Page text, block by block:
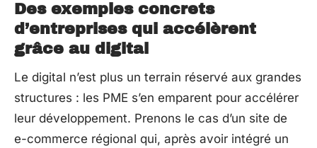
Des exemples concrets
d’entreprises qui accélèrent
grâce au digital
Le digital n’est plus un terrain réservé aux grandes
structures : les PME s’en emparent pour accélérer
leur développement. Prenons le cas d’un site de
e-commerce régional qui, après avoir intégré un